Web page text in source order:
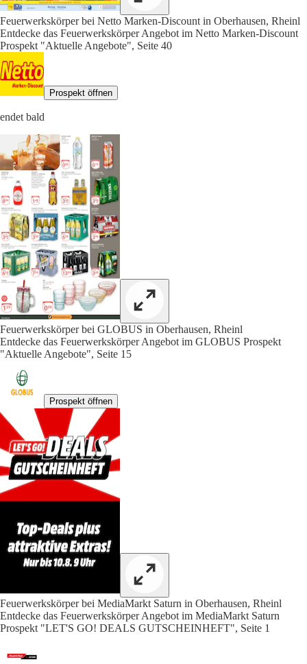
Feuerwerkskörper bei Netto Marken-Discount in Oberhausen, Rheinl
Entdecke das Feuerwerkskörper Angebot im Netto Marken-Discount
Prospekt "Aktuelle Angebote", Seite 40
Prospekt öffnen
endet bald
Feuerwerkskörper bei GLOBUS in Oberhausen, Rheinl
Entdecke das Feuerwerkskörper Angebot im GLOBUS Prospekt
"Aktuelle Angebote", Seite 15
Prospekt öffnen
Feuerwerkskörper bei MediaMarkt Saturn in Oberhausen, Rheinl
Entdecke das Feuerwerkskörper Angebot im MediaMarkt Saturn
Prospekt "LET'S GO! DEALS GUTSCHEINHEFT", Seite 1